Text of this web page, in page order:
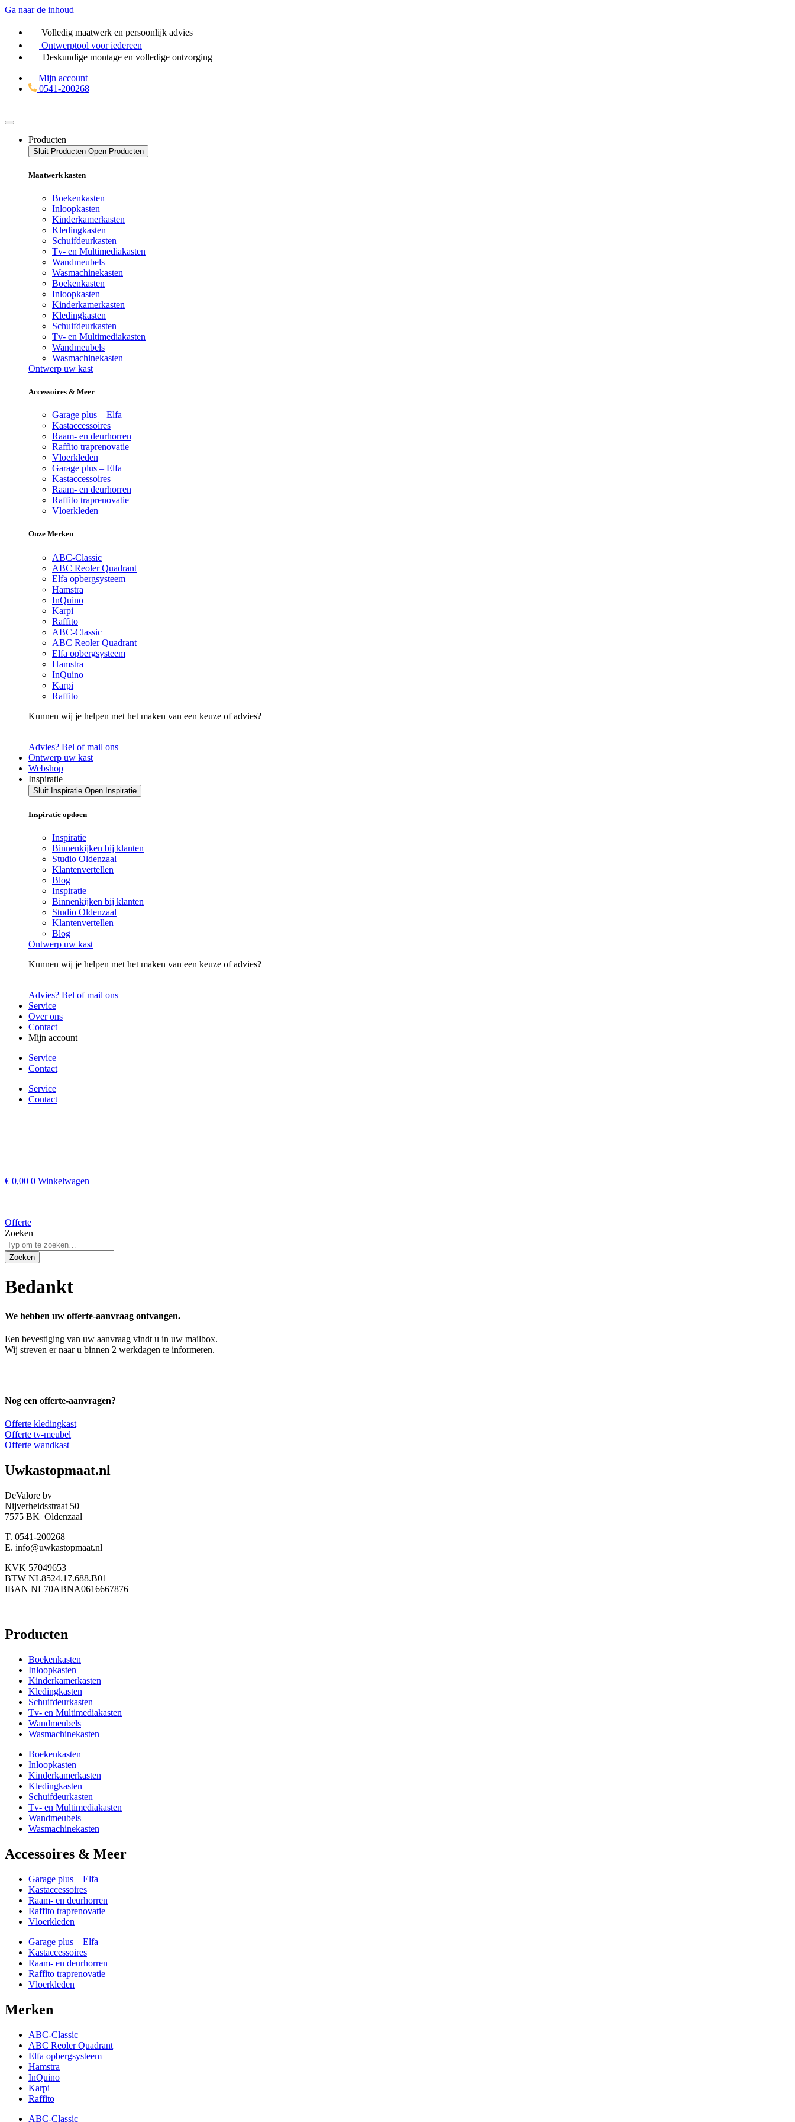
Ga naar de inhoud
Volledig maatwerk en persoonlijk advies
Ontwerptool voor iedereen
Deskundige montage en volledige ontzorging
Mijn account
0541-200268
Producten
Sluit Producten Open Producten
Maatwerk kasten
Boekenkasten
Inloopkasten
Kinderkamerkasten
Kledingkasten
Schuifdeurkasten
Tv- en Multimediakasten
Wandmeubels
Wasmachinekasten
Boekenkasten
Inloopkasten
Kinderkamerkasten
Kledingkasten
Schuifdeurkasten
Tv- en Multimediakasten
Wandmeubels
Wasmachinekasten
Ontwerp uw kast
Accessoires & Meer
Garage plus – Elfa
Kastaccessoires
Raam- en deurhorren
Raffito traprenovatie
Vloerkleden
Garage plus – Elfa
Kastaccessoires
Raam- en deurhorren
Raffito traprenovatie
Vloerkleden
Onze Merken
ABC-Classic
ABC Reoler Quadrant
Elfa opbergsysteem
Hamstra
InQuino
Karpi
Raffito
ABC-Classic
ABC Reoler Quadrant
Elfa opbergsysteem
Hamstra
InQuino
Karpi
Raffito
Kunnen wij je helpen met het maken van een keuze of advies?
Advies? Bel of mail ons
Ontwerp uw kast
Webshop
Inspiratie
Sluit Inspiratie Open Inspiratie
Inspiratie opdoen
Inspiratie
Binnenkijken bij klanten
Studio Oldenzaal
Klantenvertellen
Blog
Inspiratie
Binnenkijken bij klanten
Studio Oldenzaal
Klantenvertellen
Blog
Ontwerp uw kast
Kunnen wij je helpen met het maken van een keuze of advies?
Advies? Bel of mail ons
Service
Over ons
Contact
Mijn account
Service
Contact
Service
Contact
€ 0,00 0 Winkelwagen
Offerte
Zoeken
Zoeken
Bedankt
We hebben uw offerte-aanvraag ontvangen.
Een bevestiging van uw aanvraag vindt u in uw mailbox.
Wij streven er naar u binnen 2 werkdagen te informeren.
Nog een offerte-aanvragen?
Offerte kledingkast
Offerte tv-meubel
Offerte wandkast
Uwkastopmaat.nl
DeValore bv
Nijverheidsstraat 50
7575 BK Oldenzaal
T. 0541-200268
E. info@uwkastopmaat.nl
KVK 57049653
BTW NL8524.17.688.B01
IBAN NL70ABNA0616667876
Producten
Boekenkasten
Inloopkasten
Kinderkamerkasten
Kledingkasten
Schuifdeurkasten
Tv- en Multimediakasten
Wandmeubels
Wasmachinekasten
Boekenkasten
Inloopkasten
Kinderkamerkasten
Kledingkasten
Schuifdeurkasten
Tv- en Multimediakasten
Wandmeubels
Wasmachinekasten
Accessoires & Meer
Garage plus – Elfa
Kastaccessoires
Raam- en deurhorren
Raffito traprenovatie
Vloerkleden
Garage plus – Elfa
Kastaccessoires
Raam- en deurhorren
Raffito traprenovatie
Vloerkleden
Merken
ABC-Classic
ABC Reoler Quadrant
Elfa opbergsysteem
Hamstra
InQuino
Karpi
Raffito
ABC-Classic